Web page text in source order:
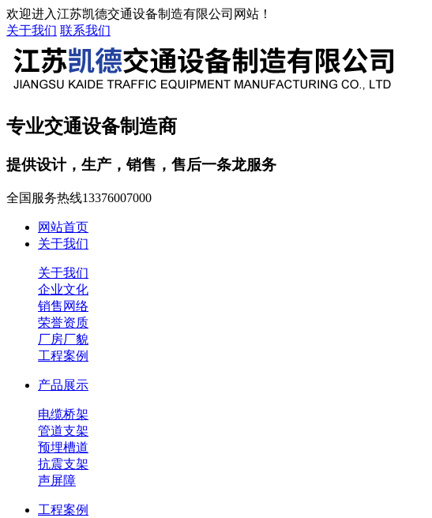
欢迎进入江苏凯德交通设备制造有限公司网站！
关于我们 联系我们
专业交通设备制造商
提供设计，生产，销售，售后一条龙服务
全国服务热线13376007000
网站首页
关于我们
关于我们
企业文化
销售网络
荣誉资质
厂房厂貌
工程案例
产品展示
电缆桥架
管道支架
预埋槽道
抗震支架
声屏障
工程案例